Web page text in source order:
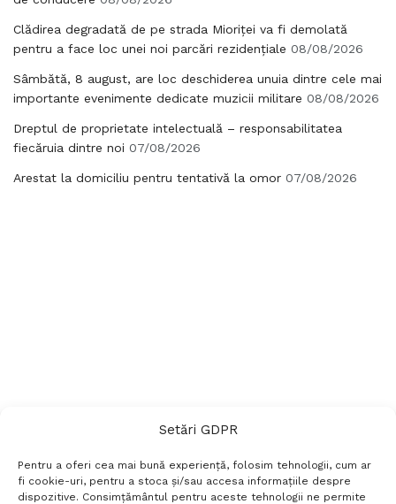
Setări GDPR
Pentru a oferi cea mai bună experiență, folosim tehnologii, cum ar
fi cookie-uri, pentru a stoca și/sau accesa informațiile despre
dispozitive. Consimțământul pentru aceste tehnologii ne permite
Clădirea degradată de pe strada Mioriței va fi demolată
pentru a face loc unei noi parcări rezidențiale 08/08/2026
Sâmbătă, 8 august, are loc deschiderea unuia dintre cele mai
importante evenimente dedicate muzicii militare 08/08/2026
Dreptul de proprietate intelectuală – responsabilitatea
fiecăruia dintre noi 07/08/2026
Arestat la domiciliu pentru tentativă la omor 07/08/2026